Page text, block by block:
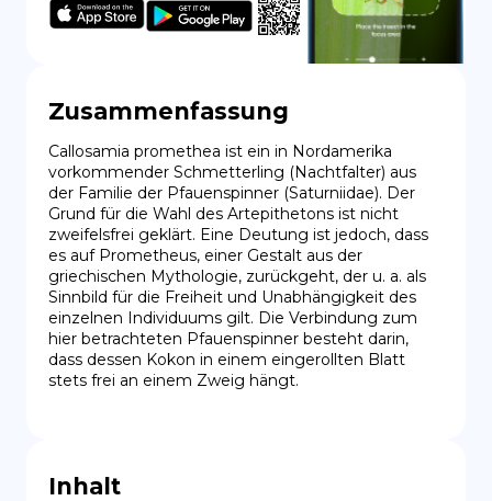
Zusammenfassung
Callosamia promethea ist ein in Nordamerika
vorkommender Schmetterling (Nachtfalter) aus
der Familie der Pfauenspinner (Saturniidae). Der
Grund für die Wahl des Artepithetons ist nicht
zweifelsfrei geklärt. Eine Deutung ist jedoch, dass
es auf Prometheus, einer Gestalt aus der
griechischen Mythologie, zurückgeht, der u. a. als
Sinnbild für die Freiheit und Unabhängigkeit des
einzelnen Individuums gilt. Die Verbindung zum
hier betrachteten Pfauenspinner besteht darin,
dass dessen Kokon in einem eingerollten Blatt
stets frei an einem Zweig hängt.
Inhalt